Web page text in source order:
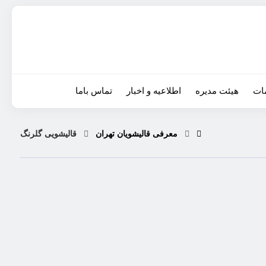
هیئت مدیره اطلاعیه و اخبار تماس باما
معرفی قالیشویان تهران قالیشویی گلرنگ